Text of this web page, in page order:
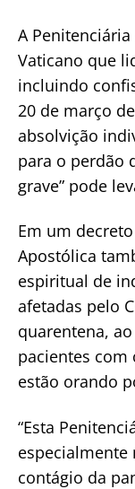
A
Vaticano que
incluindo
20 de março
absolvição
para o perdão
grave” pode
Em um
Apostólica
espiritual de
afetadas pelo
quarentena,
pacientes com
estão orando
“Esta
especialmente
contágio da